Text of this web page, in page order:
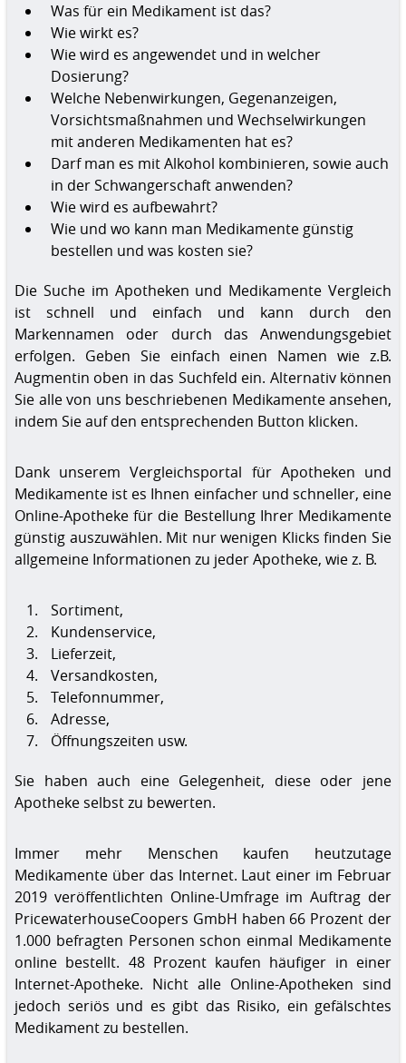
Was für ein Medikament ist das?
Wie wirkt es?
Wie wird es angewendet und in welcher
Dosierung?
Welche Nebenwirkungen, Gegenanzeigen,
Vorsichtsmaßnahmen und Wechselwirkungen
mit anderen Medikamenten hat es?
Darf man es mit Alkohol kombinieren, sowie auch
in der Schwangerschaft anwenden?
Wie wird es aufbewahrt?
Wie und wo kann man Medikamente günstig
bestellen und was kosten sie?
Die Suche im Apotheken und Medikamente Vergleich
ist schnell und einfach und kann durch den
Markennamen oder durch das Anwendungsgebiet
erfolgen. Geben Sie einfach einen Namen wie z.B.
Augmentin oben in das Suchfeld ein. Alternativ können
Sie alle von uns beschriebenen Medikamente ansehen,
indem Sie auf den entsprechenden Button klicken.
Dank unserem Vergleichsportal für Apotheken und
Medikamente ist es Ihnen einfacher und schneller, eine
Online-Apotheke für die Bestellung Ihrer Medikamente
günstig auszuwählen. Mit nur wenigen Klicks finden Sie
allgemeine Informationen zu jeder Apotheke, wie z. B.
Sortiment,
Kundenservice,
Lieferzeit,
Versandkosten,
Telefonnummer,
Adresse,
Öffnungszeiten usw.
Sie haben auch eine Gelegenheit, diese oder jene
Apotheke selbst zu bewerten.
Immer mehr Menschen kaufen heutzutage
Medikamente über das Internet. Laut einer im Februar
2019 veröffentlichten Online-Umfrage im Auftrag der
PricewaterhouseCoopers GmbH haben 66 Prozent der
1.000 befragten Personen schon einmal Medikamente
online bestellt. 48 Prozent kaufen häufiger in einer
Internet-Apotheke. Nicht alle Online-Apotheken sind
jedoch seriös und es gibt das Risiko, ein gefälschtes
Medikament zu bestellen.